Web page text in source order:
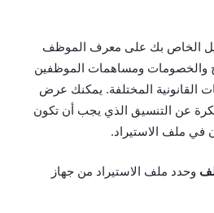
الخاص بك على معرف الموظف
والخصومات ومساهمات الموظفين
القانونية المختلفة. يمكنك عرض
عن التنسيق الذي يجب أن تكون
في ملف الاستيراد.
وحدد ملف الاستيراد من جهاز